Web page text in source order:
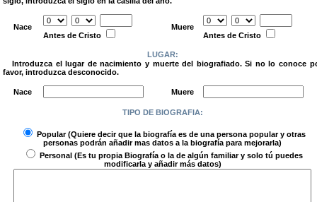
Nace
Antes de Cristo
Muere
Antes de Cristo
LUGAR:
Introduzca el lugar de nacimiento y muerte del biografiado. Si no lo conoce
favor, introduzca desconocido.
Nace
Muere
TIPO DE BIOGRAFIA:
Popular(Quiere decir que la biografía es de una persona popular y otras
personas podrán añadir mas datos a la biografía para mejorarla)
Personal(Es tu propia Biografía o la de algún familiar y solo tú puedes
modificarla y añadir más datos)